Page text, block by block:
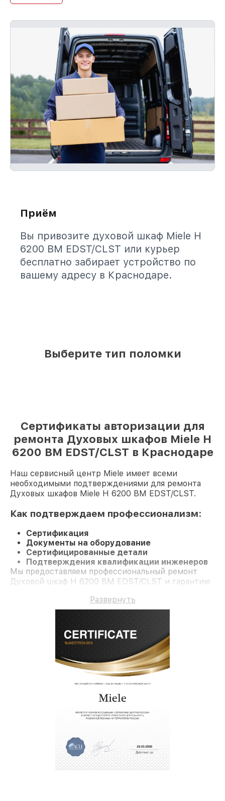
Приём
Вы привозите духовой шкаф Miele H
6200 BM EDST/CLST или курьер
бесплатно забирает устройство по
вашему адресу в Краснодаре.
Выберите тип поломки
Сертификаты авторизации для
ремонта Духовых шкафов Miele H
6200 BM EDST/CLST в Краснодаре
Наш сервисный центр Miele имеет всеми
необходимыми подтверждениями для ремонта
Духовых шкафов Miele H 6200 BM EDST/CLST.
Как подтверждаем профессионализм:
Сертификация
Документы на оборудование
Сертифицированные детали
Подтверждения квалификации инженеров
Мы предоставляем профессиональный ремонт
Духовой шкаф H 6200 BM EDST/CLST и гарантию
Развернуть